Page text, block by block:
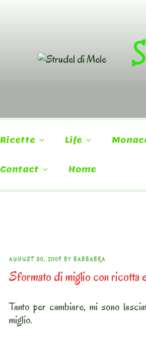
Ricette Life
Contact Home
POSTED
ON
AUGUST 30, 2009 BY BABBABRA
Sformato di miglio con ricotta
Tanto per cambiare, mi sono
miglio.